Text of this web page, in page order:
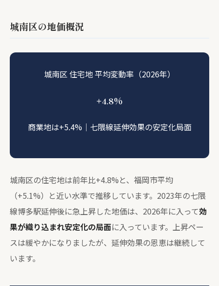
城南区の地価概況
城南区 住宅地 平均変動率（2026年）
+4.8%
商業地は+5.4%｜七隈線延伸効果の安定化局面
城南区の住宅地は前年比+4.8%と、福岡市平均
（+5.1%）と近い水準で推移しています。2023年の七隈
線博多駅延伸後に急上昇した地価は、2026年に入って効
果が織り込まれ安定化の局面に入っています。上昇ペー
スは緩やかになりましたが、延伸効果の恩恵は継続して
います。